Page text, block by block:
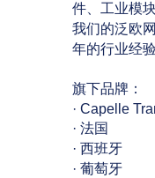
件、工业模
我们的泛欧
年的行业经
旗下品牌：
· Capelle
· 法国
· 西班牙
· 葡萄牙